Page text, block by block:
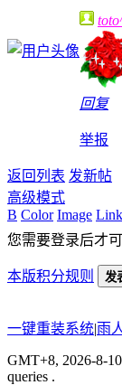
回复
举报
返回列表 发新帖
高级模式
B Color Image Link
您需要登录后才
本版积分规则 发
一键重装系统|雨
GMT+8, 2026-8-
queries .